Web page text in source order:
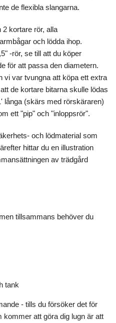
de flexibla slangarna.
kortare rör, alla
och lödda ihop.
-rör, se till att du köper
för att passa den diametern.
vi var tvungna att köpa ett extra
de kortare bitarna skulle lödas
långa (skärs med rörskäraren)
ett "pip" och "inloppsrör".
och lödmaterial som
hittar du en illustration
av trädgård
tillsammans behöver du
tank
- tills du försöker det för
kommer att göra dig lugn är att